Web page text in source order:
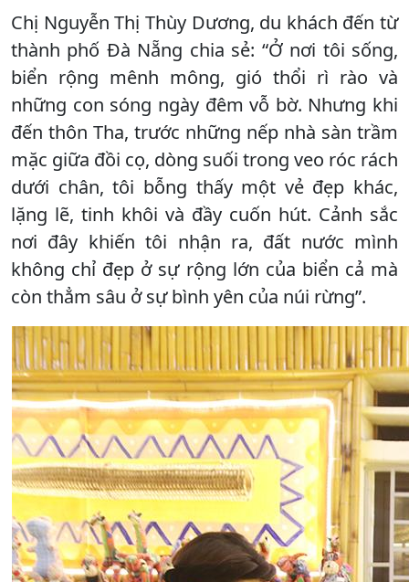
Chị Nguyễn Thị Thùy Dương, du khách đến từ
thành phố Đà Nẵng chia sẻ: “Ở nơi tôi sống,
biển rộng mênh mông, gió thổi rì rào và
những con sóng ngày đêm vỗ bờ. Nhưng khi
đến thôn Tha, trước những nếp nhà sàn trầm
mặc giữa đồi cọ, dòng suối trong veo róc rách
dưới chân, tôi bỗng thấy một vẻ đẹp khác,
lặng lẽ, tinh khôi và đầy cuốn hút. Cảnh sắc
nơi đây khiến tôi nhận ra, đất nước mình
không chỉ đẹp ở sự rộng lớn của biển cả mà
còn thẳm sâu ở sự bình yên của núi rừng”.